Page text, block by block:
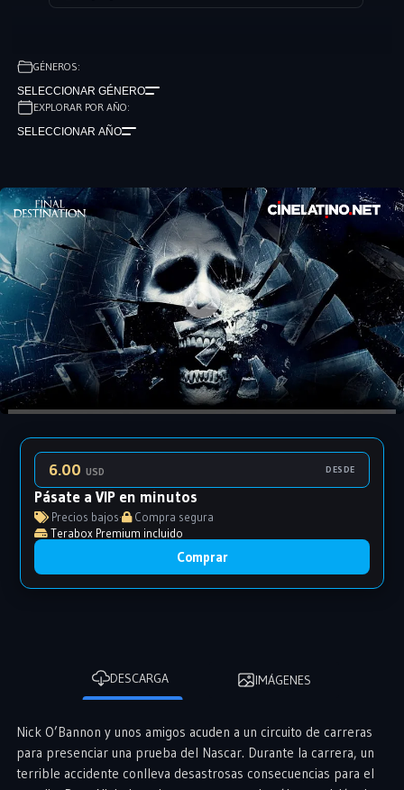
GÉNEROS:
SELECCIONAR GÉNERO
EXPLORAR POR AÑO:
SELECCIONAR AÑO
6.00USD DESDE
Pásate a VIP en minutos
Precios bajos·
Compra segura
Terabox Premium incluido
Comprar
DESCARGA IMÁGENES
Nick O’Bannon y unos amigos acuden a un circuito de carreras
para presenciar una prueba del Nascar. Durante la carrera, un
terrible accidente conlleva desastrosas consecuencias para el